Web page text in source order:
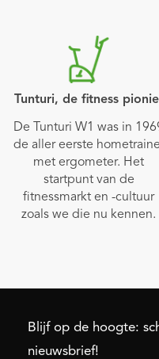
Tunturi, de fitness
De Tunturi W1 was in
de aller eerste
met ergometer. Het
startpunt van de
fitnessmarkt en -cultuur
zoals we die nu kennen.
Blijf op de hoogte:
nieuwsbrief!